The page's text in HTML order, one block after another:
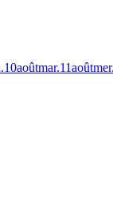
10aoûtmar.11aoûtmer.